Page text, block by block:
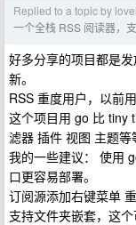
Replied to a topic by
一个全栈 RSS 阅读器，
好多分享的项目都是
新。
RSS 重度用户，以前
这个项目用 go 比 tiny
滤器 插件 视图 主题等
我的一些建议： 使用
口更容易部署。
订阅源添加右键菜单
支持文件夹嵌套，这